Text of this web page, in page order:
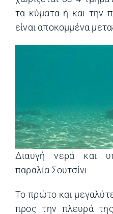
τα κύματα ή και την
είναι αποκομμένα
Διαυγή νερά και
παραλία Σουτσίνι
Το πρώτο και
προς την πλευρά